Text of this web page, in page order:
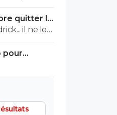
quitter le
il ne le
beaucoup
pour